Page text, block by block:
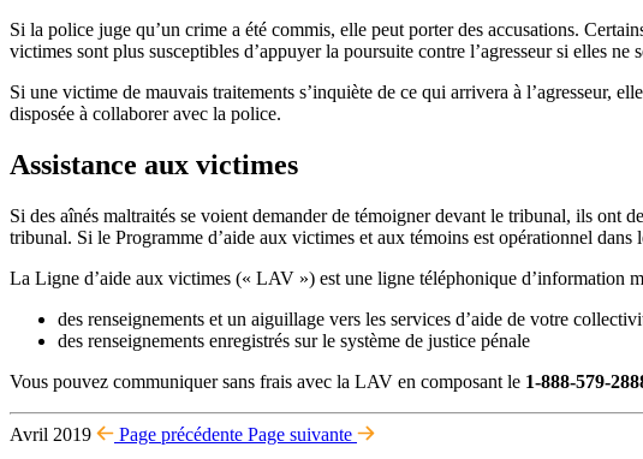
Si la police juge qu’un crime a été commis, elle peut porter des accusations.
victimes sont plus susceptibles d’appuyer la poursuite contre l’agresseur si elles ne
Si une victime de mauvais traitements s’inquiète de ce qui arrivera à l’agresseur,
disposée à collaborer avec la police.
Assistance aux victimes
Si des aînés maltraités se voient demander de témoigner devant le tribunal, ils ont
tribunal. Si le Programme d’aide aux victimes et aux témoins est opérationnel
La Ligne d’aide aux victimes (« LAV ») est une ligne téléphonique
des renseignements et un aiguillage vers les services d’aide de votre
des renseignements enregistrés sur le système de justice pénale
Vous pouvez communiquer sans frais avec la LAV en composant le 1-888-579-
Avril 2019 Page précédente Page suivante